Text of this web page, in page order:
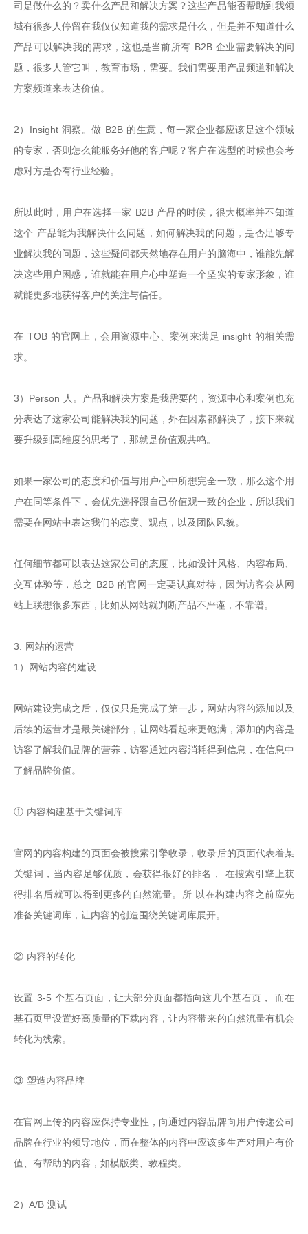
司是做什么的？卖什么产品和解决方案？这些产品能否帮助到我领
域有很多人停留在我仅仅知道我的需求是什么，但是并不知道什么
产品可以解决我的需求，这也是当前所有 B2B 企业需要解决的问
题，很多人管它叫，教育市场，需要。我们需要用产品频道和解决
方案频道来表达价值。
2）Insight 洞察。做 B2B 的生意，每一家企业都应该是这个领域
的专家，否则怎么能服务好他的客户呢？客户在选型的时候也会考
虑对方是否有行业经验。
所以此时，用户在选择一家 B2B 产品的时候，很大概率并不知道
这个 产品能为我解决什么问题，如何解决我的问题，是否足够专
业解决我的问题，这些疑问都天然地存在用户的脑海中，谁能先解
决这些用户困惑，谁就能在用户心中塑造一个坚实的专家形象，谁
就能更多地获得客户的关注与信任。
在 TOB 的官网上，会用资源中心、案例来满足 insight 的相关需
求。
3）Person 人。产品和解决方案是我需要的，资源中心和案例也充
分表达了这家公司能解决我的问题，外在因素都解决了，接下来就
要升级到高维度的思考了，那就是价值观共鸣。
如果一家公司的态度和价值与用户心中所想完全一致，那么这个用
户在同等条件下，会优先选择跟自己价值观一致的企业，所以我们
需要在网站中表达我们的态度、观点，以及团队风貌。
任何细节都可以表达这家公司的态度，比如设计风格、内容布局、
交互体验等，总之 B2B 的官网一定要认真对待，因为访客会从网
站上联想很多东西，比如从网站就判断产品不严谨，不靠谱。
3. 网站的运营
1）网站内容的建设
网站建设完成之后，仅仅只是完成了第一步，网站内容的添加以及
后续的运营才是最关键部分，让网站看起来更饱满，添加的内容是
访客了解我们品牌的营养，访客通过内容消耗得到信息，在信息中
了解品牌价值。
① 内容构建基于关键词库
官网的内容构建的页面会被搜索引擎收录，收录后的页面代表着某
关键词，当内容足够优质，会获得很好的排名， 在搜索引擎上获
得排名后就可以得到更多的自然流量。所 以在构建内容之前应先
准备关键词库，让内容的创造围绕关键词库展开。
② 内容的转化
设置 3-5 个基石页面，让大部分页面都指向这几个基石页， 而在
基石页里设置好高质量的下载内容，让内容带来的自然流量有机会
转化为线索。
③ 塑造内容品牌
在官网上传的内容应保持专业性，向通过内容品牌向用户传递公司
品牌在行业的领导地位，而在整体的内容中应该多生产对用户有价
值、有帮助的内容，如模版类、教程类。
2）A/B 测试